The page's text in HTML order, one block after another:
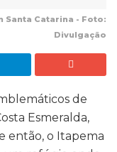
Santa Catarina - Foto:
Divulgação
de
Esmeralda,
então, o Itapema